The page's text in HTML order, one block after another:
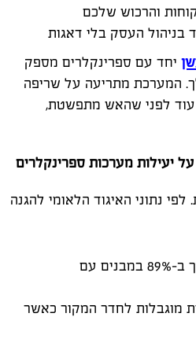
והרכוש שלכם
העסק בלי דאגות
יחד עם ספרינקלרים מספק
המערכת מתריעה על שריפה
עוד לפני שהאש מתפשטת,
יעילות מערכות ספרינקלרים
נתוני האיגוד הלאומי להגנה
שיעור מקרי המוות נמוך ב-89% במבנים עם
מוגבלות לחדר המקור כאשר